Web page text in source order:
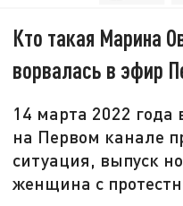
Кто такая Марина
ворвалась в эфир
14 марта 2022 года
на Первом канале
ситуация, выпуск
женщина с